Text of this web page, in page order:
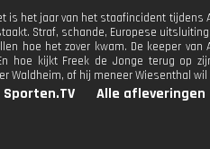
is het jaar van het staafincident tijdens
Straf, schande, Europese
hoe het zover kwam. De keeper
hoe kijkt Freek de Jonge terug op
Waldheim, of hij meneer Wiesenthal wil
Sporten.TV Alle afleveringen